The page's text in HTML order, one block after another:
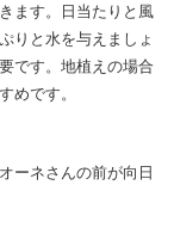
ます。日当たりと風
りと水を与えましょ
です。地植えの場合
めです。
ーネさんの前が向日